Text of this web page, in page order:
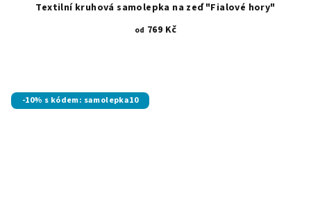
Textilní kruhová samolepka na zeď "Fialové hory"
od 769 Kč
-10% s kódem: samolepka10